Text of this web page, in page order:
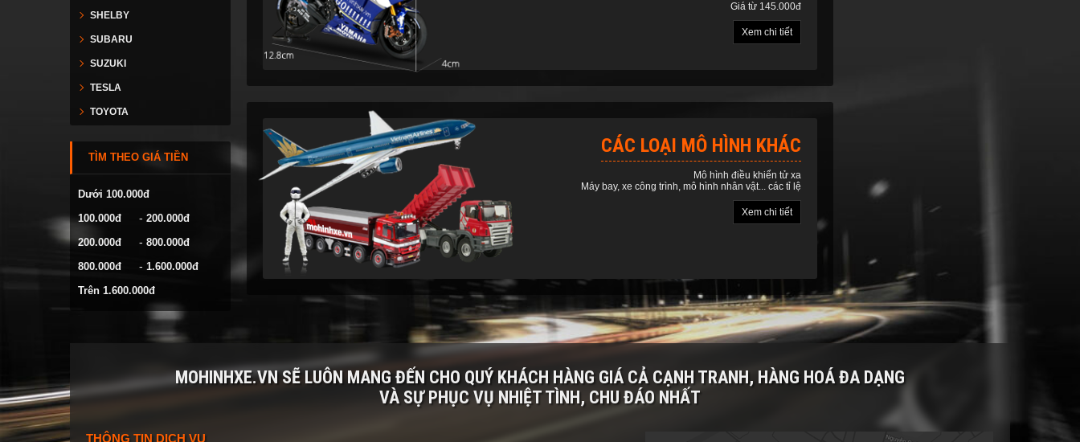
SHELBY
SUBARU
SUZUKI
TESLA
TOYOTA
VOLKSWAGEN
TÌM THEO GIÁ TIỀN
Dưới 100.000đ
100.000đ
- 200.000đ
200.000đ
- 800.000đ
800.000đ
- 1.600.000đ
Trên 1.600.000đ
Giá từ 145.000đ
Xem chi tiết
CÁC LOẠI MÔ HÌNH KHÁC
Mô hình điều khiển tử xa
Máy bay, xe công trình, mô hình nhân vật... các tỉ lệ
Xem chi tiết
MOHINHXE.VN SẼ LUÔN MANG ĐẾN CHO QUÝ KHÁCH HÀNG GIÁ CẢ CẠNH TRANH, HÀNG HOÁ ĐA DẠNG
VÀ SỰ PHỤC VỤ NHIỆT TÌNH, CHU ĐÁO NHẤT
THÔNG TIN DỊCH VỤ